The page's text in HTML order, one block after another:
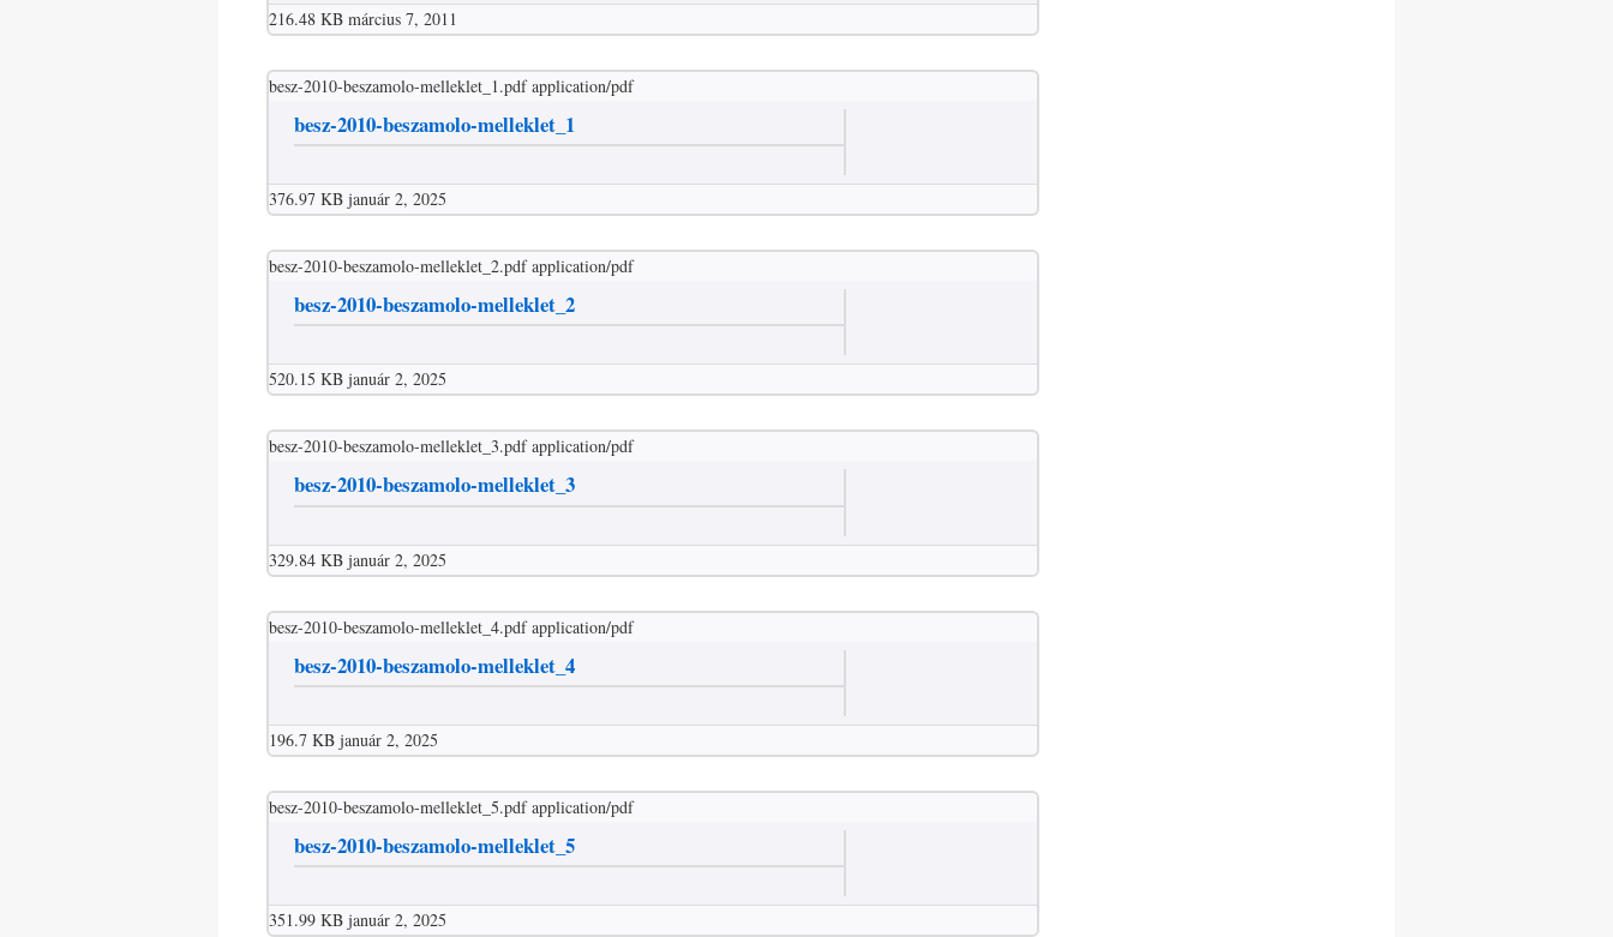
216.48 KB március 7, 2011
besz-2010-beszamolo-melleklet_1.pdf application/pdf
besz-2010-beszamolo-melleklet_1
376.97 KB január 2, 2025
besz-2010-beszamolo-melleklet_2.pdf application/pdf
besz-2010-beszamolo-melleklet_2
520.15 KB január 2, 2025
besz-2010-beszamolo-melleklet_3.pdf application/pdf
besz-2010-beszamolo-melleklet_3
329.84 KB január 2, 2025
besz-2010-beszamolo-melleklet_4.pdf application/pdf
besz-2010-beszamolo-melleklet_4
196.7 KB január 2, 2025
besz-2010-beszamolo-melleklet_5.pdf application/pdf
besz-2010-beszamolo-melleklet_5
351.99 KB január 2, 2025